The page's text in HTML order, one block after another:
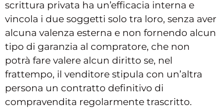
scrittura privata ha un’efficacia interna e
vincola i due soggetti solo tra loro, senza aver
alcuna valenza esterna e non fornendo alcun
tipo di garanzia al compratore, che non
potrà fare valere alcun diritto se, nel
frattempo, il venditore stipula con un’altra
persona un contratto definitivo di
compravendita regolarmente trascritto.